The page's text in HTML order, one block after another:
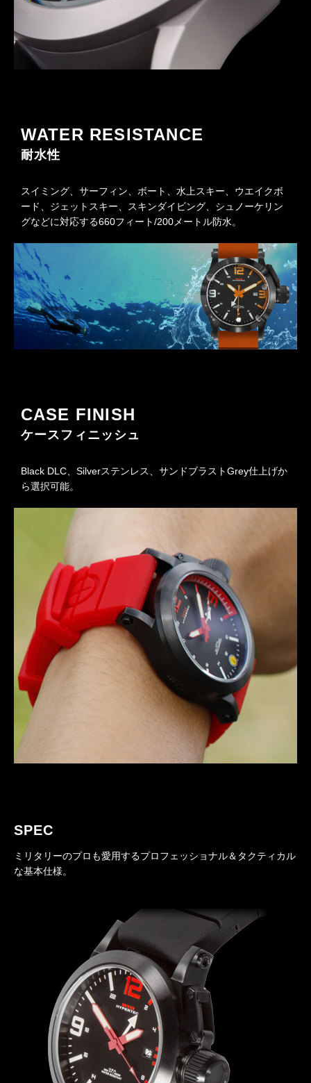
WATER RESISTANCE
耐水性
スイミング、サーフィン、ボート、水上スキー、ウエイクボ
ード、ジェットスキー、スキンダイビング、シュノーケリン
グなどに対応する660フィート/200メートル防水。
CASE FINISH
ケースフィニッシュ
Black DLC、Silverステンレス、サンドブラストGrey仕上げか
ら選択可能。
SPEC
ミリタリーのプロも愛用するプロフェッショナル＆タクティカル
な基本仕様。